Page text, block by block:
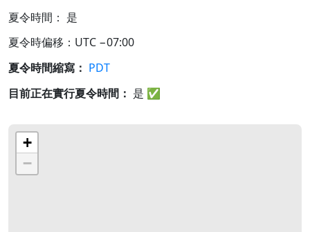
夏令時間： 是
夏令時偏移：UTC −07:00
夏令時間縮寫： PDT
目前正在實行夏令時間： 是 ✅
+
−